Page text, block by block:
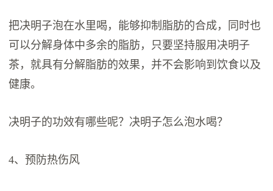
把决明子泡在水里喝，能够抑制脂肪的合成，同时也
可以分解身体中多余的脂肪，只要坚持服用决明子
茶，就具有分解脂肪的效果，并不会影响到饮食以及
健康。
决明子的功效有哪些呢？决明子怎么泡水喝？
4、预防热伤风